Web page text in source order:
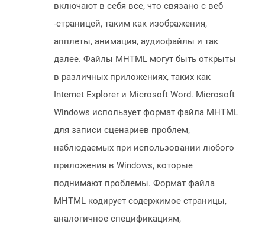
включают в себя все, что связано с веб
-страницей, таким как изображения,
апплеты, анимация, аудиофайлы и так
далее. Файлы MHTML могут быть открыты
в различных приложениях, таких как
Internet Explorer и Microsoft Word. Microsoft
Windows использует формат файла MHTML
для записи сценариев проблем,
наблюдаемых при использовании любого
приложения в Windows, которые
поднимают проблемы. Формат файла
MHTML кодирует содержимое страницы,
аналогичное спецификациям,